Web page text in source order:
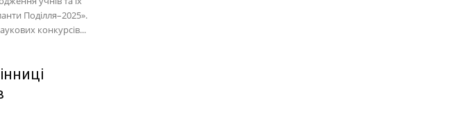
Поділля–2025».
конкурсів...